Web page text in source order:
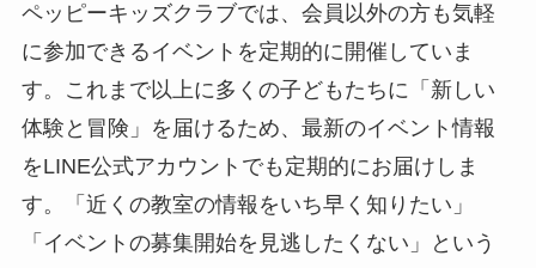
ペッピーキッズクラブでは、会員以外の方も気軽
に参加できるイベントを定期的に開催していま
す。これまで以上に多くの子どもたちに「新しい
体験と冒険」を届けるため、最新のイベント情報
をLINE公式アカウントでも定期的にお届けしま
す。「近くの教室の情報をいち早く知りたい」
「イベントの募集開始を見逃したくない」という